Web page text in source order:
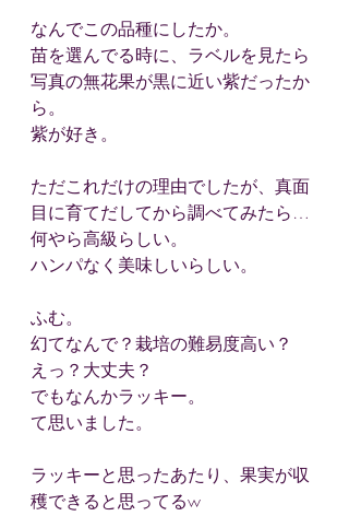
なんでこの品種にしたか。
苗を選んでる時に、ラベルを見たら
写真の無花果が黒に近い紫だったか
ら。
紫が好き。
ただこれだけの理由でしたが、真面
目に育てだしてから調べてみたら…
何やら高級らしい。
ハンパなく美味しいらしい。
ふむ。
幻てなんで？栽培の難易度高い？
えっ？大丈夫？
でもなんかラッキー。
て思いました。
ラッキーと思ったあたり、果実が収
穫できると思ってるw